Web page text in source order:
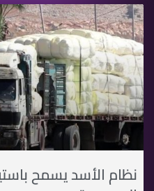
نظام اﻷسد يسمح